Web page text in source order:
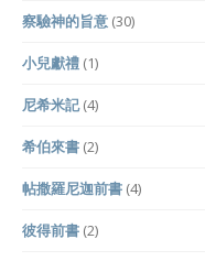
察驗神的旨意 (30)
小兒獻禮 (1)
尼希米記(4)
希伯來書 (2)
帖撒羅尼迦前書 (4)
彼得前書 (2)